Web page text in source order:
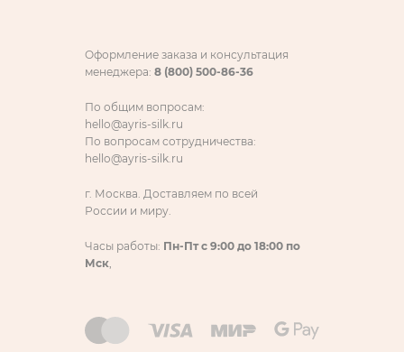
Оформление заказа и консультация
менеджера: 8 (800) 500-86-36
По общим вопросам:
hello@ayris-silk.ru
По вопросам сотрудничества:
hello@ayris-silk.ru
г. Москва. Доставляем по всей
России и миру.
Часы работы: Пн-Пт с 9:00 до 18:00 по
Мск